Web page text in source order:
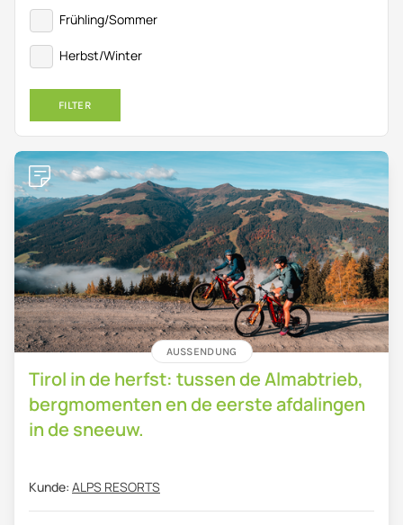
Frühling/Sommer
Herbst/Winter
AUSSENDUNG
Tirol in de herfst: tussen de Almabtrieb,
bergmomenten en de eerste afdalingen
in de sneeuw.
Kunde: ALPS RESORTS